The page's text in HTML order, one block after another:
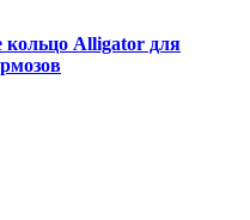
кольцо Alligator для